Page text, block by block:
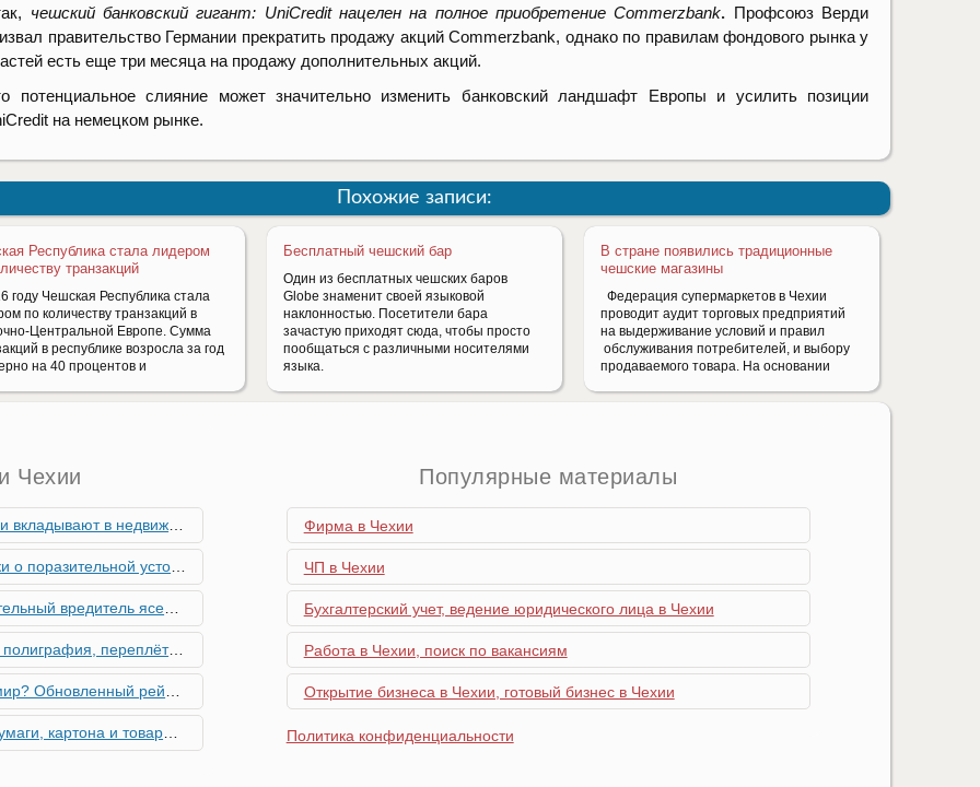
чешский банковский гигант: UniCredit нацелен на полное приобретение Commerzbank. Профсоюз Верди
правительство Германии прекратить продажу акций Commerzbank, однако по правилам фондового рынка у
есть еще три месяца на продажу дополнительных акций.
потенциальное слияние может значительно изменить банковский ландшафт Европы и усилить позиции
на немецком рынке.
Похожие записи:
Республика стала лидером
транзакций
году Чешская Республика стала
по количеству транзакций в
Центральной Европе. Сумма
в республике возросла за год
на 40 процентов и
Бесплатный чешский бар
Один из бесплатных чешских баров
Globe знаменит своей языковой
наклонностью. Посетители бара
зачастую приходят сюда, чтобы просто
пообщаться с различными носителями
языка.
В стране появились традиционные
чешские магазины
Федерация супермаркетов в Чехии
проводит аудит торговых предприятий
на выдерживание условий и правил
обслуживания потребителей, и выбору
продаваемого товара. На основании
Чехии
и почему меняются их предпочтения?
устойчивости экономики Чехии
к Чехии, необходима бдительность граждан
работы в Чехии - простая лицензия №14
глобальной мобильности 2026 года
материалов в Чехии - простая лицензия №13
Популярные материалы
Фирма в Чехии
ЧП в Чехии
Бухгалтерский учет, ведение юридического лица в Чехии
Работа в Чехии, поиск по вакансиям
Открытие бизнеса в Чехии, готовый бизнес в Чехии
Политика конфиденциальности